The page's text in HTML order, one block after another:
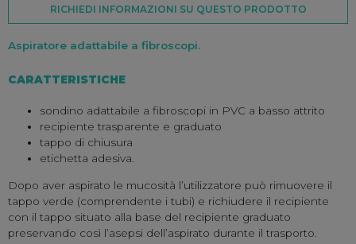
RICHIEDI INFORMAZIONI SU QUESTO PRODOTTO
Aspiratore adattabile a fibroscopi.
CARATTERISTICHE
sondino adattabile a fibroscopi in PVC a basso attrito
recipiente trasparente e graduato
tappo di chiusura
etichetta adesiva.
Dopo aver aspirato le mucosità l’utilizzatore può rimuovere il
tappo verde (comprendente i tubi) e richiudere il recipiente
con il tappo situato alla base del recipiente graduato
preservando così l’asepsi dell’aspirato durante il trasporto.